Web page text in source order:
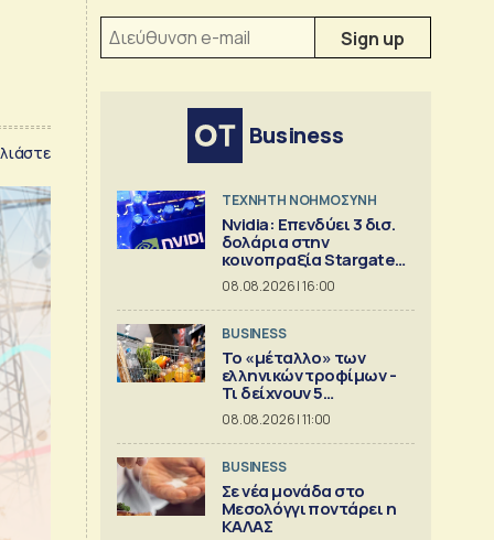
Business
TΕΧΝΗΤΗ ΝΟΗΜΟΣΥΝΗ
Nvidia: Επενδύει 3 δισ.
δολάρια στην
κοινοπραξία Stargate
για κέντρα δεδομένων
08.08.2026 | 16:00
BUSINESS
Το «μέταλλο» των
ελληνικών τροφίμων -
Τι δείχνουν 5
ισολογισμοί
08.08.2026 | 11:00
BUSINESS
Σε νέα μονάδα στο
Μεσολόγγι ποντάρει η
ΚΑΛΑΣ